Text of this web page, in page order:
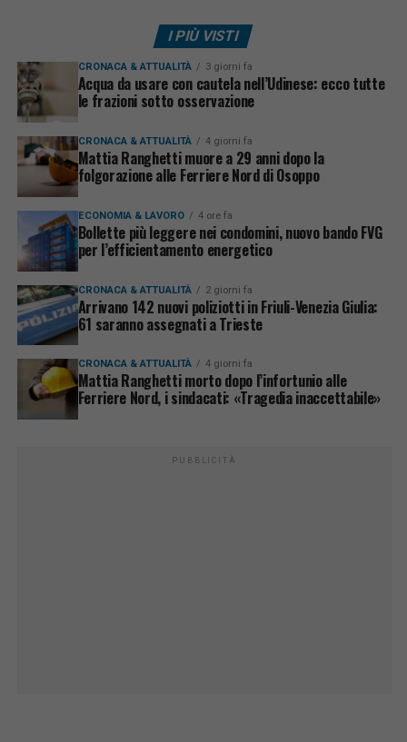
I PIÙ VISTI
CRONACA & ATTUALITÀ 3 giorni fa
Acqua da usare con cautela nell’Udinese: ecco tutte
le frazioni sotto osservazione
CRONACA & ATTUALITÀ 4 giorni fa
Mattia Ranghetti muore a 29 anni dopo la
folgorazione alle Ferriere Nord di Osoppo
ECONOMIA & LAVORO 4 ore fa
Bollette più leggere nei condomini, nuovo bando FVG
per l’efficientamento energetico
CRONACA & ATTUALITÀ 2 giorni fa
Arrivano 142 nuovi poliziotti in Friuli-Venezia Giulia:
61 saranno assegnati a Trieste
CRONACA & ATTUALITÀ 4 giorni fa
Mattia Ranghetti morto dopo l’infortunio alle
Ferriere Nord, i sindacati: «Tragedia inaccettabile»
PUBBLICITÀ